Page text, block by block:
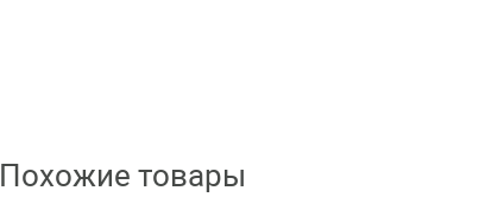
Похожие товары